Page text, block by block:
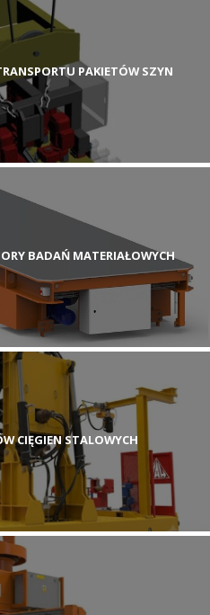
PAKIETÓW SZYN
BADAŃ MATERIAŁOWYCH
CIĘGIEN STALOWYCH